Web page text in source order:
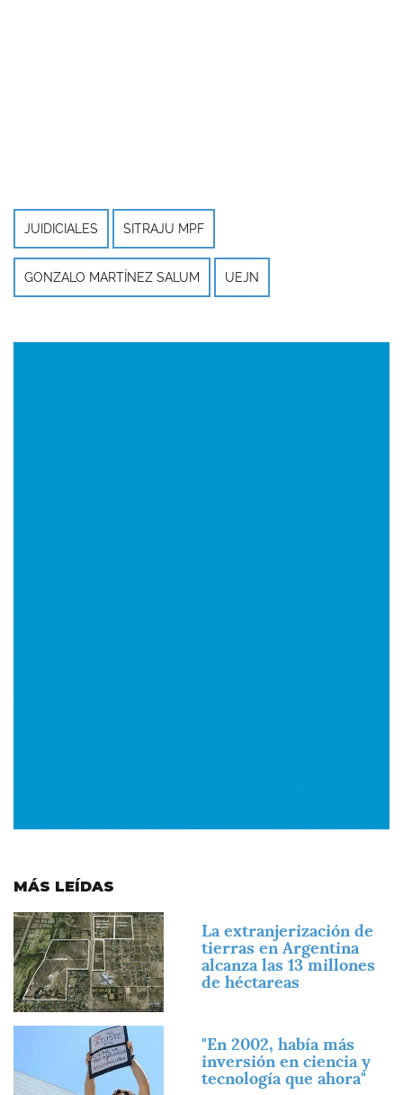
JUIDICIALES SITRAJU MPF
GONZALO MARTÍNEZ SALUM UEJN
MÁS LEÍDAS
Imagen
La extranjerización de
tierras en Argentina
alcanza las 13 millones
de héctareas
"En 2002, había más
inversión en ciencia y
tecnología que ahora"